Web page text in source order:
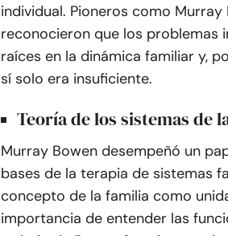
individual. Pioneros como
reconocieron que los problemas
raíces en la dinámica familiar y,
sí solo era insuficiente.
Teoría de los sistemas de
Murray Bowen desempeñó un
bases de la terapia de sistemas
concepto de la familia como
importancia de entender las